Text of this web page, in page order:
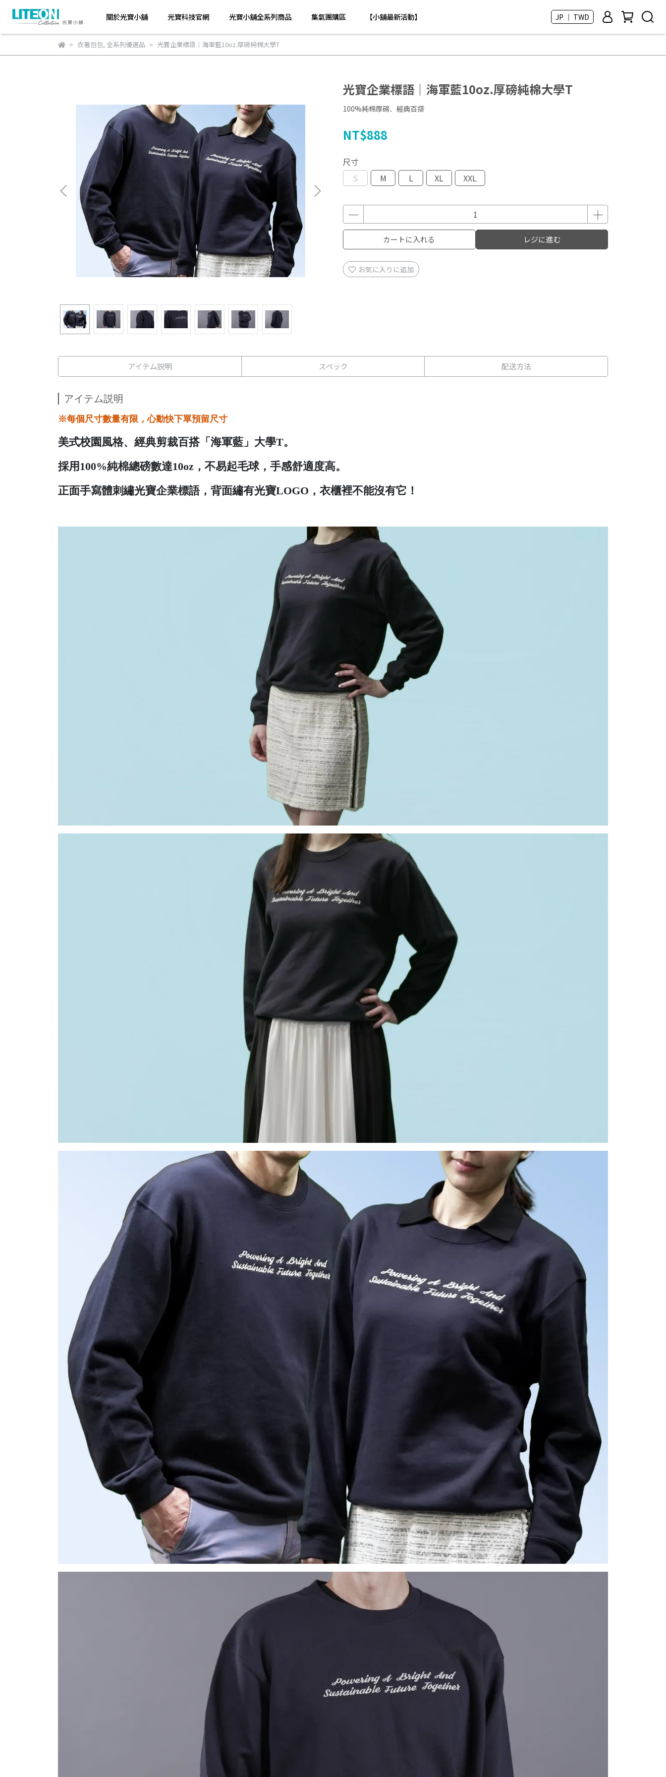
關於光寶小舖 光寶科技官網 光寶小舖全系列商品 集氣團購區 【小舖最新活動】 JP ｜ TWD
衣著包包, 全系列優選品 光寶企業標語｜海軍藍10oz.厚磅純棉大學T
光寶企業標語｜海軍藍10oz.厚磅純棉大學T
100%純棉厚磅．經典百搭
NT$888
尺寸
S
M L XL XXL
カートに入れる レジに進む
お気に入りに追加
アイテム説明 スペック 配送方法
アイテム説明
※每個尺寸數量有限，心動快下單預留尺寸
美式校園風格、經典剪裁百搭「海軍藍」 大學T。
採用100%純棉總磅數達10oz， 不易起毛球，手感舒適度高。
正面手寫體刺繡光寶企業標語，背面繡有光寶LOGO，衣櫃裡不能沒有它！